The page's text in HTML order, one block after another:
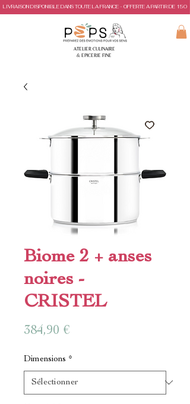
LIVRAISON DISPONIBLE DANS TOUTE LA FRANCE - OFFERTE A PARTIR DE 150€
ATELIER CULINAIRE
& EPICERIE FINE
Biome 2 + anses
noires -
CRISTEL
384,90 €Prix
Dimensions *